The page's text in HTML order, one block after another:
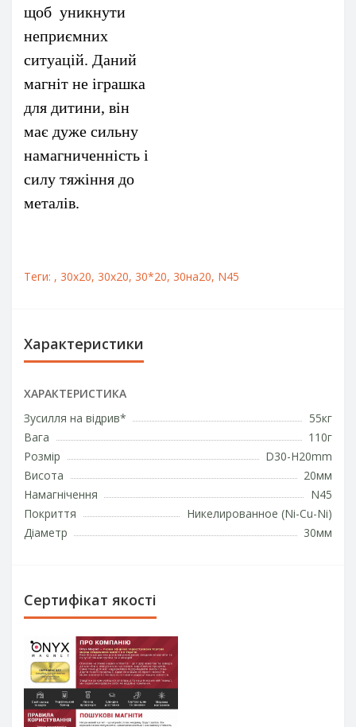
щоб уникнути
неприємних
ситуацій. Даний
магніт не іграшка
для дитини, він
має дуже сильну
намагниченність і
силу тяжіння до
металів.
Теги: , 30x20, 30х20, 30*20, 30на20, N45
Характеристики
ХАРАКТЕРИСТИКА
Зусилля на відрив*
55кг
Вага
110г
Розмір
D30-H20mm
Висота
20мм
Намагнічення
N45
Покриття
Никелированное (Ni-Cu-Ni)
Діаметр
30мм
Сертифікат якості